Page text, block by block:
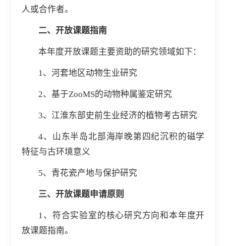
人或合作者。
二、开放课题指南
本年度开放课题主要资助的研究领域如下：
1、河套地区动物生业研究
2、基于ZooMS的动物种属鉴定研究
3、江淮东部史前生业经济的植物考古研究
4、山东半岛北部海岸晚第四纪沉积的磁学
特征与古环境意义
5、青花瓷产地与保护研究
三、开放课题申请原则
1、符合实验室的核心研究方向和本年度开
放课题指南。